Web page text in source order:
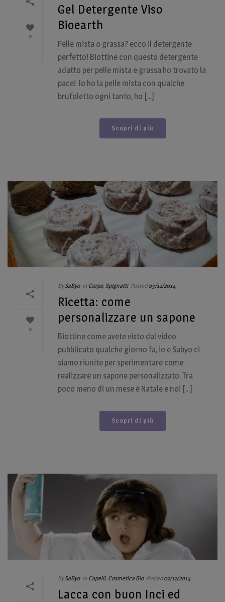
0
Gel Detergente Viso
Bioearth
Pelle mista o grassa? ecco il detergente
perfetto! Biottine con questo detergente
adatto per pelle mista e grassa ho trovato la
pace! Io ho la pelle mista con qualche
brufoletto ogni tanto, ho [...]
Scopri di più
0
By SaByo In Corpo, Spignatti Posted 03/12/2014
Ricetta: come
personalizzare un sapone
Biottine come avete visto dal video
pubblicato qualche giorno fa, io e Sabyo ci
siamo riunite per sperimentare come
realizzare un sapone personalizzato. Tra
poco meno di un mese è Natale e noi [...]
Scopri di più
By SaByo In Capelli, Cosmetica Bio Posted 02/12/2014
Lacca con buon Inci ed